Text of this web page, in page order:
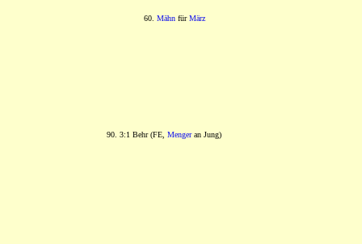
60. Mähn fürMärz
90. 3:1 Behr (FE, Mengeran Jung)